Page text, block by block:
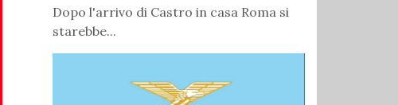
Dopo l'arrivo di Castro in casa Roma si
starebbe...